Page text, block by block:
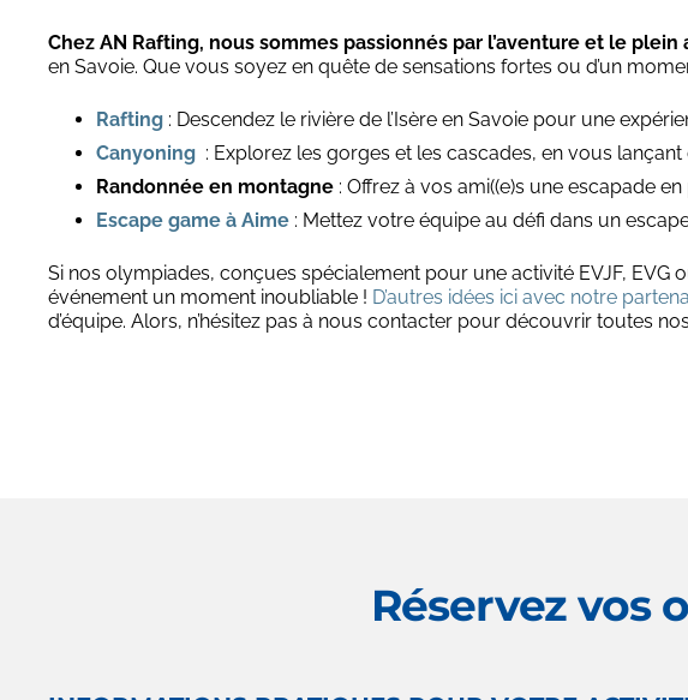
Chez AN Rafting, nous sommes passionnés par l’aventure et le plein
en Savoie. Que vous soyez en quête de sensations fortes ou d’un
Rafting : Descendez le rivière de l’Isère en Savoie pour une
Canyoning : Explorez les gorges et les cascades, en vous
Randonnée en montagne : Offrez à vos ami((e)s une escapade
Escape game à Aime : Mettez votre équipe au défi dans un
Si nos olympiades, conçues spécialement pour une activité EVJF,
événement un moment inoubliable ! D’autres idées ici avec notre
d’équipe. Alors, n’hésitez pas à nous contacter pour découvrir toutes
Réservez vos